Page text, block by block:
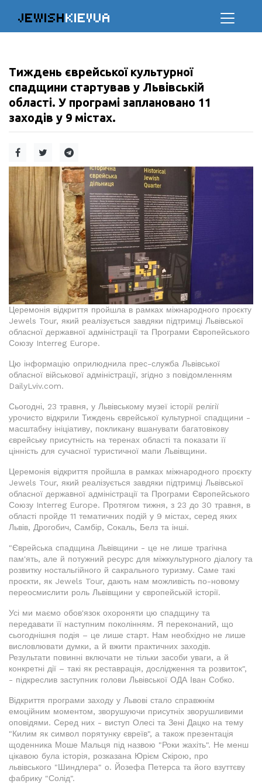
JEWISHKIEVUA
Тиждень єврейської культурної
спадщини стартував у Львівській
області. У програмі заплановано 11
заходів у 9 містах.
Церемонія відкриття пройшла в рамках міжнародного проєкту
Jewels Tour, який реалізується завдяки підтримці Львівської
обласної державної адміністрації та Програми Європейського
Союзу Interreg Europe.
Цю інформацію оприлюднила прес-служба Львівської
обласної військової адміністрації, згідно з повідомленням
DailyLviv.com.
Сьогодні, 23 травня, у Львівському музеї історії релігії
урочисто відкрили Тиждень єврейської культурної спадщини -
масштабну ініціативу, покликану вшанувати багатовікову
єврейську присутність на теренах області та показати її
цінність для сучасної туристичної мапи Львівщини.
Церемонія відкриття пройшла в рамках міжнародного проєкту
Jewels Tour, який реалізується завдяки підтримці Львівської
обласної державної адміністрації та Програми Європейського
Союзу Interreg Europe. Протягом тижня, з 23 до 30 травня, в
області пройде 11 тематичних подій у 9 містах, серед яких
Львів, Дрогобич, Самбір, Сокаль, Белз та інші.
"Єврейська спадщина Львівщини - це не лише трагічна
пам'ять, але й потужний ресурс для міжкультурного діалогу та
розвитку ностальгійного й сакрального туризму. Саме такі
проєкти, як Jewels Tour, дають нам можливість по-новому
переосмислити роль Львівщини у європейській історії.
Усі ми маємо обов'язок охороняти цю спадщину та
передавати її наступним поколінням. Я переконаний, що
сьогоднішня подія – це лише старт. Нам необхідно не лише
висловлювати думки, а й вжити практичних заходів.
Результати повинні включати не тільки засоби уваги, а й
конкретні дії – такі як реставрація, дослідження та розвиток",
- підкреслив заступник голови Львівської ОДА Іван Собко.
Відкриття програми заходу у Львові стало справжнім
емоційним моментом, зворушуючи присутніх зворушливими
оповідями. Серед них - виступ Олесі та Зені Дацко на тему
"Килим як символ порятунку євреїв", а також презентація
щоденника Моше Мальця під назвою "Роки жахіть". Не менш
цікавою була історія, розказана Юрієм Скірою, про
львівського "Шиндлера" о. Йозефа Петерса та його взуттєву
фабрику "Солід".